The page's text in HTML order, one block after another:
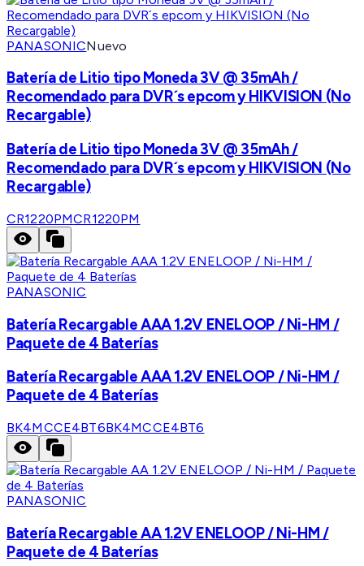
PANASONICNuevo
Batería de Litio tipo Moneda 3V @ 35mAh /
Recomendado para DVR´s epcom y HIKVISION (No
Recargable)
Batería de Litio tipo Moneda 3V @ 35mAh /
Recomendado para DVR´s epcom y HIKVISION (No
Recargable)
CR1220PMCR1220PM
PANASONIC
Batería Recargable AAA 1.2V ENELOOP / Ni-HM /
Paquete de 4 Baterías
Batería Recargable AAA 1.2V ENELOOP / Ni-HM /
Paquete de 4 Baterías
BK4MCCE4BT6BK4MCCE4BT6
PANASONIC
Batería Recargable AA 1.2V ENELOOP / Ni-HM /
Paquete de 4 Baterías